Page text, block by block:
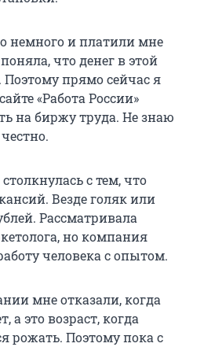
немного и платили мне
что денег в этой
Поэтому прямо сейчас я
«Работа России»
на биржу труда. Не знаю
с тем, что
Везде голяк или
Рассматривала
но компания
человека с опытом.
мне отказали, когда
а это возраст, когда
рожать. Поэтому пока с